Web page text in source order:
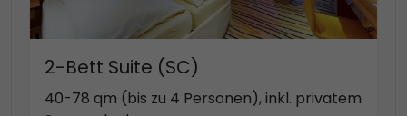
2-Bett Suite (SC)
40-78 qm (bis zu 4 Personen), inkl. privatem